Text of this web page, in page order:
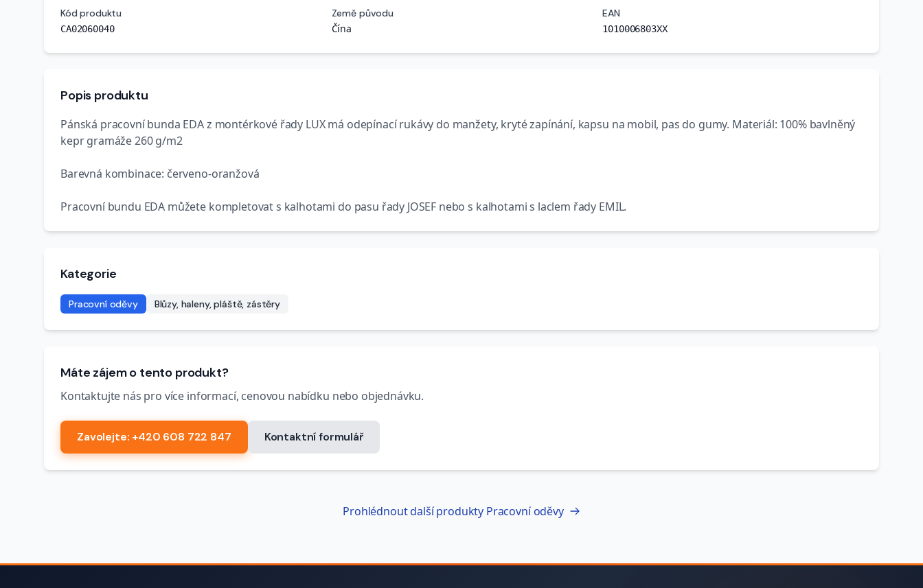
Kód produktu
CA02060040
Země původu
Čína
EAN
1010006803XX
Popis produktu
Pánská pracovní bunda EDA z montérkové řady LUX má odepínací rukávy do manžety, kryté zapínání, kapsu na mobil, pas do gumy. Materiál: 100% bavlněný
kepr gramáže 260 g/m2
Barevná kombinace: červeno-oranžová
Pracovní bundu EDA můžete kompletovat s kalhotami do pasu řady JOSEF nebo s kalhotami s laclem řady EMIL.
Kategorie
Pracovní oděvy Blůzy, haleny, pláště, zástěry
Máte zájem o tento produkt?
Kontaktujte nás pro více informací, cenovou nabídku nebo objednávku.
Zavolejte: +420 608 722 847 Kontaktní formulář
Prohlédnout další produkty Pracovní oděvy